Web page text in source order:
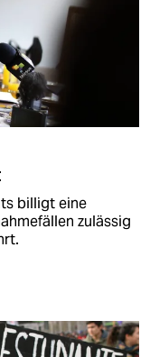
billigt eine
zulässig